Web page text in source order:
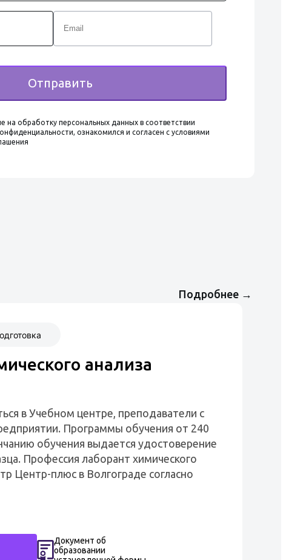
Отправить
на обработку персональных данных в соответствии
ознакомился и согласен с условиями
Подробнее →
анализа
в Учебном центре, преподаватели с
Программы обучения от 240
обучения выдается удостоверение
Профессия лаборант химического
Центр-плюс в Волгограде согласно
Документ об
образовании